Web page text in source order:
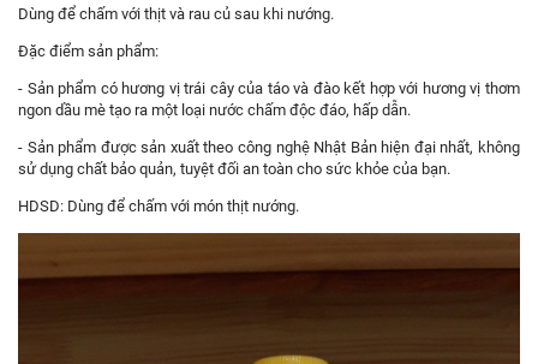
Dùng để chấm với thịt và rau củ sau khi nướng.
Đặc điểm sản phẩm:
- Sản phẩm có hương vị trái cây của táo và đào kết hợp với hương vị thơm
ngon dầu mè tạo ra một loại nước chấm độc đáo, hấp dẫn.
- Sản phẩm được sản xuất theo công nghệ Nhật Bản hiện đại nhất, không
sử dụng chất bảo quản, tuyệt đối an toàn cho sức khỏe của bạn.
HDSD: Dùng để chấm với món thịt nướng.